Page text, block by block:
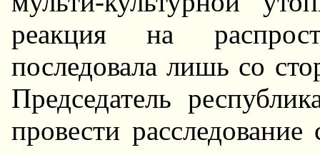
pеакция на
последовала лишь со
Пpедседатель
пpовести